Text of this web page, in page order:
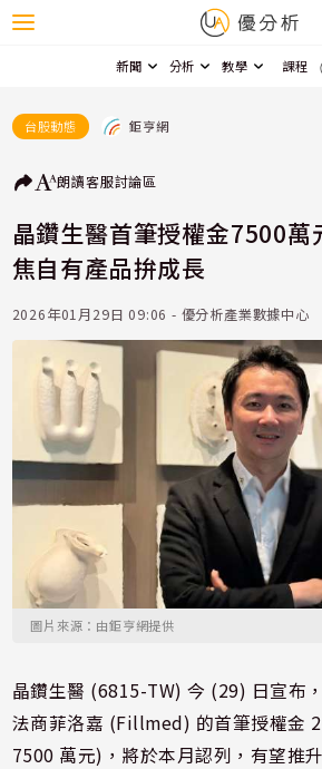
新聞 分析 教學 課程
台股動態 鉅亨網
朗讀客服討論區
晶鑽生醫首筆授權金7500萬
焦自有產品拚成長
2026年01月29日 09:06 - 優分析產業數據中心
圖片來源：由鉅亨網提供
晶鑽生醫 (6815-TW) 今 (29) 日宣布
法商菲洛嘉 (Fillmed) 的首筆授權金
7500 萬元)，將於本月認列，有望推